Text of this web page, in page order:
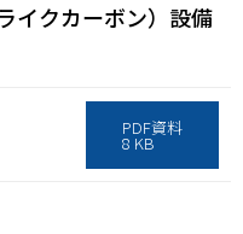
イクカーボン）設備
PDF資料
8 KB